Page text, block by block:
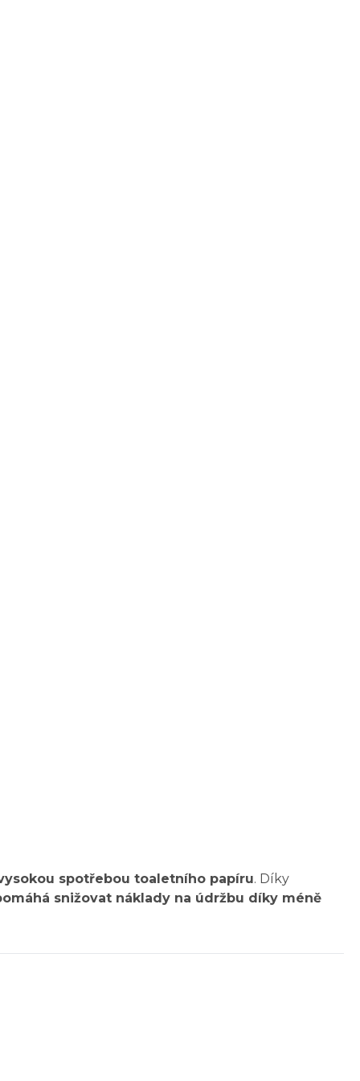
spotřebou toaletního papíru. Díky
snižovat náklady na údržbu díky méně